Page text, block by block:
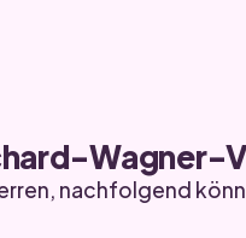
Wagner-
nachfolgend